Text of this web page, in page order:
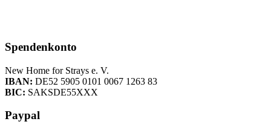
Spendenkonto
New Home for Strays e. V.
IBAN: DE52 5905 0101 0067 1263 83
BIC: SAKSDE55XXX
Paypal